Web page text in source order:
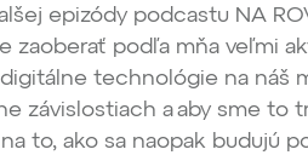
epizódy podcastu NA
zaoberať podľa mňa veľmi
technológie na náš
závislostiach a aby sme to
to, ako sa naopak budujú